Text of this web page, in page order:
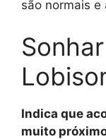
são normais e
Indica que
muito